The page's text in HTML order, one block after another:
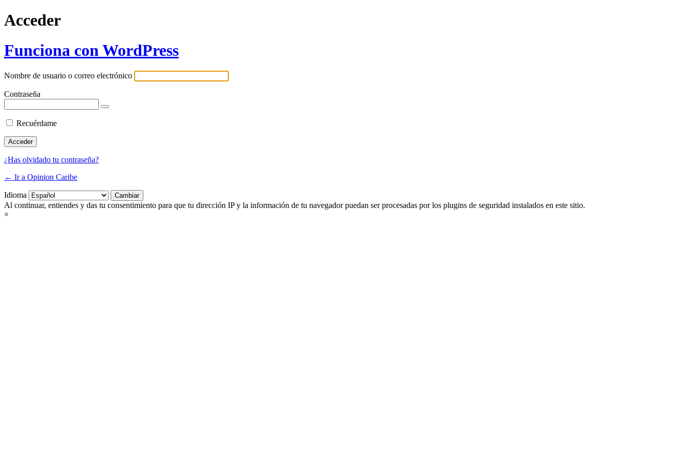
Acceder
Funciona con WordPress
Nombre de usuario o correo electrónico
Contraseña
Recuérdame
¿Has olvidado tu contraseña?
← Ir a Opinion Caribe
Idioma
Al continuar, entiendes y das tu consentimiento para que tu dirección IP y la información de tu navegador puedan ser procesadas por los plugins de seguridad instalados en este sitio.
×